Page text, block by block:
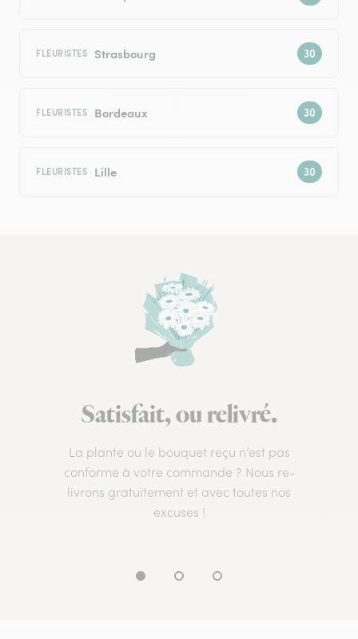
FLEURISTES Strasbourg
FLEURISTES Bordeaux
FLEURISTES Lille
Satisfait, ou relivré.
La plante ou le bouquet reçu n’est pas
conforme à votre commande ? Nous re-
livrons gratuitement et avec toutes nos
excuses !